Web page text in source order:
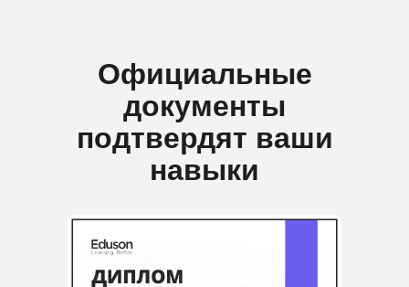
Официальные
документы
подтвердят ваши
навыки